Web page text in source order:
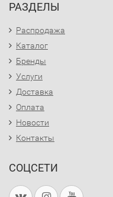
РАЗДЕЛЫ
Распродажа
Каталог
Бренды
Услуги
Доставка
Оплата
Новости
Контакты
СОЦСЕТИ